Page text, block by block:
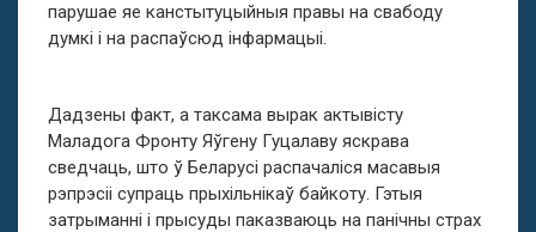
парушае яе канстытуцыйныя правы на свабоду
думкі і на распаўсюд інфармацыі.
Дадзены факт, а таксама вырак актывісту
Маладога Фронту Яўгену Гуцалаву яскрава
сведчаць, што ў Беларусі распачаліся масавыя
рэпрэсіі супраць прыхільнікаў байкоту. Гэтыя
затрыманні і прысуды паказваюць на панічны страх